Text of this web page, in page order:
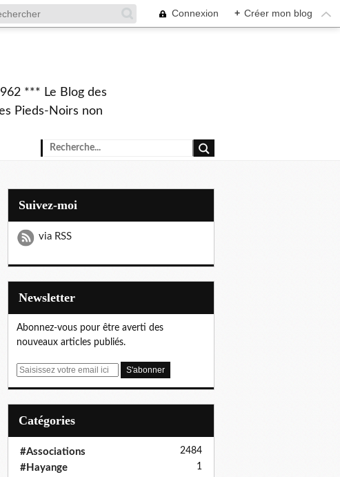
Connexion + Créer mon blog
*** Le Blog des
Pieds-Noirs non
Suivez-moi
via RSS
Newsletter
Abonnez-vous pour être averti des
nouveaux articles publiés.
E
Catégories
#Associations 2484
#Hayange 1